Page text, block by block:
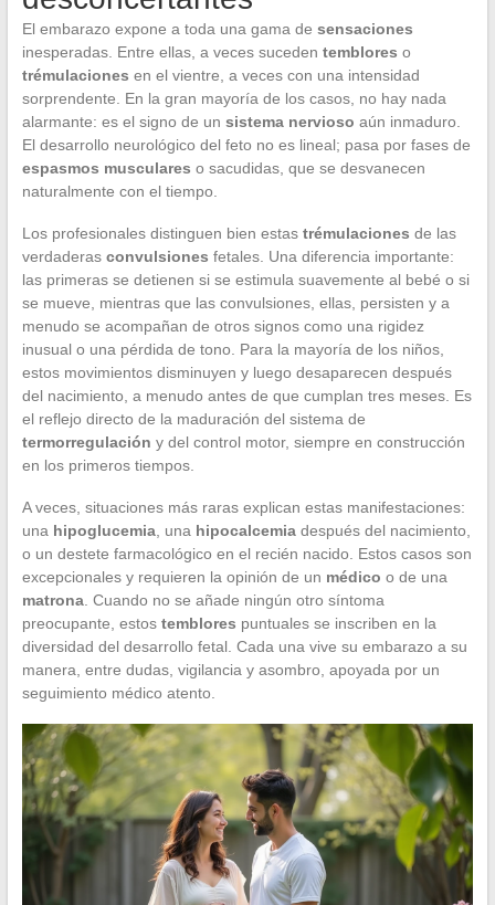
El embarazo expone a toda una gama de sensaciones
inesperadas. Entre ellas, a veces suceden temblores o
trémulaciones en el vientre, a veces con una intensidad
sorprendente. En la gran mayoría de los casos, no hay nada
alarmante: es el signo de un sistema nervioso aún inmaduro.
El desarrollo neurológico del feto no es lineal; pasa por fases de
espasmos musculares o sacudidas, que se desvanecen
naturalmente con el tiempo.
Los profesionales distinguen bien estas trémulaciones de las
verdaderas convulsiones fetales. Una diferencia importante:
las primeras se detienen si se estimula suavemente al bebé o si
se mueve, mientras que las convulsiones, ellas, persisten y a
menudo se acompañan de otros signos como una rigidez
inusual o una pérdida de tono. Para la mayoría de los niños,
estos movimientos disminuyen y luego desaparecen después
del nacimiento, a menudo antes de que cumplan tres meses. Es
el reflejo directo de la maduración del sistema de
termorregulación y del control motor, siempre en construcción
en los primeros tiempos.
A veces, situaciones más raras explican estas manifestaciones:
una hipoglucemia, una hipocalcemiadespués del nacimiento,
o un destete farmacológico en el recién nacido. Estos casos son
excepcionales y requieren la opinión de un médico o de una
matrona. Cuando no se añade ningún otro síntoma
preocupante, estos temblores puntuales se inscriben en la
diversidad del desarrollo fetal. Cada una vive su embarazo a su
manera, entre dudas, vigilancia y asombro, apoyada por un
seguimiento médico atento.